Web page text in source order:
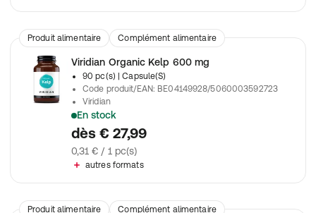
Produit alimentaire Complément alimentaire
Viridian Organic Kelp 600 mg
90 pc(s)
| Capsule(S)
Code produit/EAN: BE04149928/5060003592723
Viridian
En stock
Contient une quantité standardisée d'iode (200 μg) par gélule.
dès € 27,99
0,31 € / 1 pc(s)
autres formats
Produit alimentaire Complément alimentaire